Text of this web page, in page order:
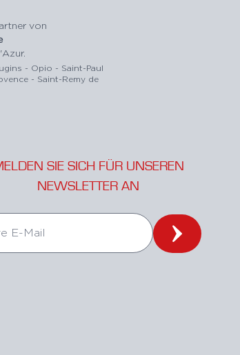
von
- Opio - Saint-Paul
- Saint-Remy de
SIE SICH FÜR UNSEREN
NEWSLETTER AN